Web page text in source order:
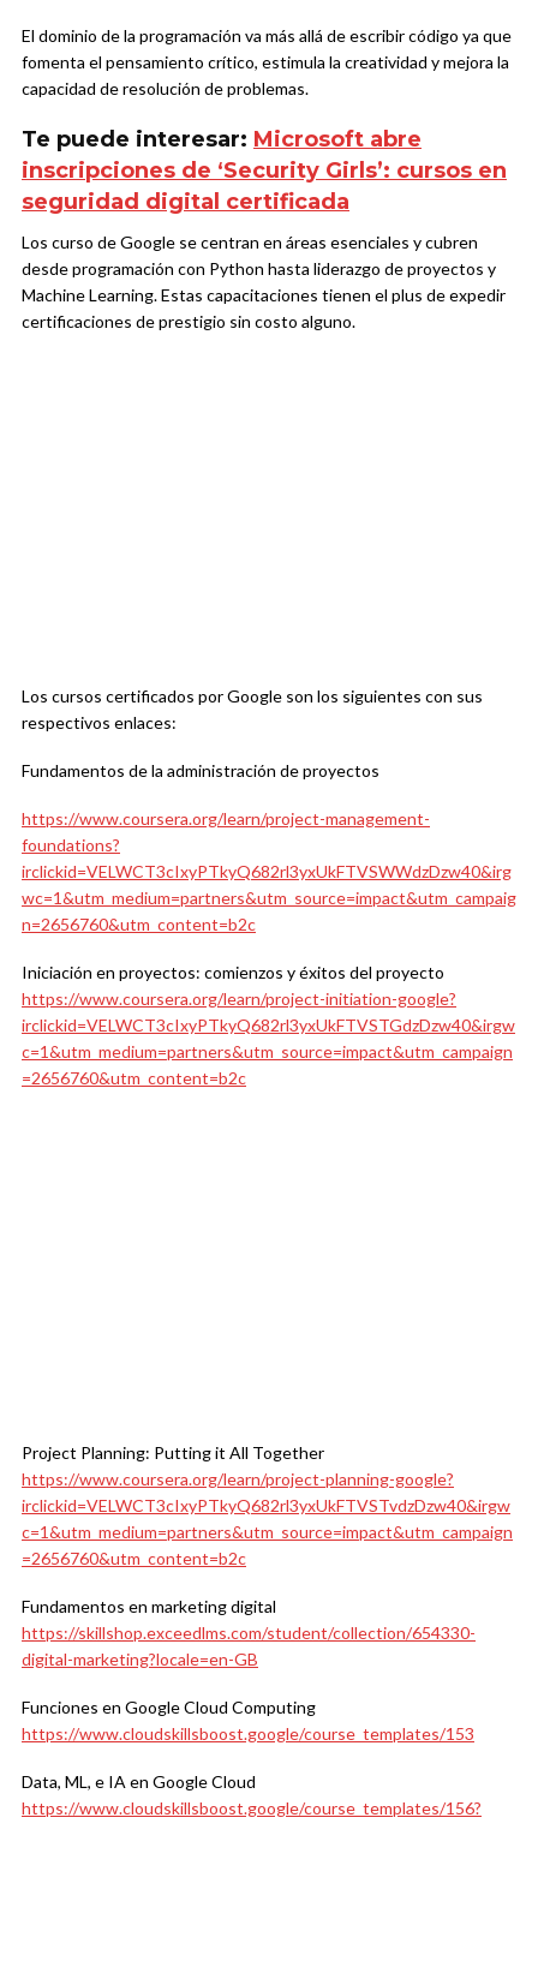
El dominio de la programación va más allá de escribir código ya que
fomenta el pensamiento crítico, estimula la creatividad y mejora la
capacidad de resolución de problemas.
Te puede interesar: Microsoft abre
inscripciones de ‘Security Girls’: cursos en
seguridad digital certificada
Los curso de Google se centran en áreas esenciales y cubren
desde programación con Python hasta liderazgo de proyectos y
Machine Learning. Estas capacitaciones tienen el plus de expedir
certificaciones de prestigio sin costo alguno.
Los cursos certificados por Google son los siguientes con sus
respectivos enlaces:
Fundamentos de la administración de proyectos
https://www.coursera.org/learn/project-management-
foundations?
irclickid=VELWCT3cIxyPTkyQ682rl3yxUkFTVSWWdzDzw40&irg
wc=1&utm_medium=partners&utm_source=impact&utm_campaig
n=2656760&utm_content=b2c
Iniciación en proyectos: comienzos y éxitos del proyecto
https://www.coursera.org/learn/project-initiation-google?
irclickid=VELWCT3cIxyPTkyQ682rl3yxUkFTVSTGdzDzw40&irgw
c=1&utm_medium=partners&utm_source=impact&utm_campaign
=2656760&utm_content=b2c
Project Planning: Putting it All Together
https://www.coursera.org/learn/project-planning-google?
irclickid=VELWCT3cIxyPTkyQ682rl3yxUkFTVSTvdzDzw40&irgw
c=1&utm_medium=partners&utm_source=impact&utm_campaign
=2656760&utm_content=b2c
Fundamentos en marketing digital
https://skillshop.exceedlms.com/student/collection/654330-
digital-marketing?locale=en-GB
Funciones en Google Cloud Computing
https://www.cloudskillsboost.google/course_templates/153
Data, ML, e IA en Google Cloud
https://www.cloudskillsboost.google/course_templates/156?